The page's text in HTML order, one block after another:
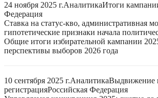
24 ноября 2025 г.АналитикаИтоги
Федерация
Ставка на статус-кво, административная
гипотетические признаки начала
Общие итоги избирательной кампании
перспективы выборов 2026 года
10 сентября 2025 г.АналитикаВыдвижение
регистрацияРоссийская Федерация